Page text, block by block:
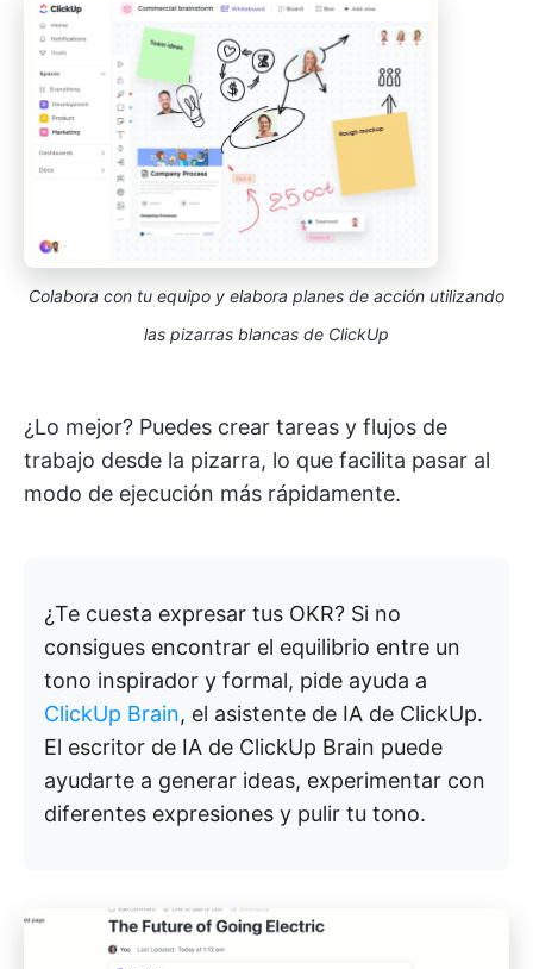
Colabora con tu equipo y elabora planes de acción utilizando
las pizarras blancas de ClickUp
¿Lo mejor? Puedes crear tareas y flujos de
trabajo desde la pizarra, lo que facilita pasar al
modo de ejecución más rápidamente.
¿Te cuesta expresar tus OKR? Si no
consigues encontrar el equilibrio entre un
tono inspirador y formal, pide ayuda a
ClickUp Brain, el asistente de IA de ClickUp.
El escritor de IA de ClickUp Brain puede
ayudarte a generar ideas, experimentar con
diferentes expresiones y pulir tu tono.